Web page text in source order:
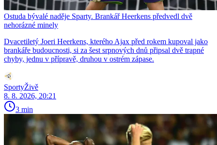
Ostuda bývalé naděje Sparty. Brankář Heerkens předvedl dvě
nehorázné minely
Dvacetiletý Joeri Heerkens, kterého Ajax před rokem kupoval jako
brankáře budoucnosti, si za šest srpnových dnů připsal dvě trapné
chyby, jednu v přípravě, druhou v ostrém zápase.
SportyŽivě
8. 8. 2026, 20:21
3 min